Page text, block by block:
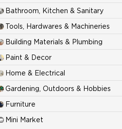
Bathroom, Kitchen & Sanitary
Tools, Hardwares & Machineries
Building Materials & Plumbing
Paint & Decor
Home & Electrical
Gardening, Outdoors & Hobbies
Furniture
Mini Market